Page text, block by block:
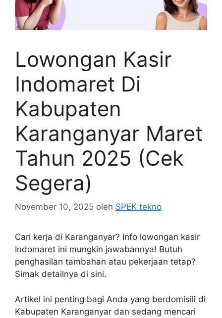
Lowongan Kasir
Indomaret Di
Kabupaten
Karanganyar Maret
Tahun 2025 (Cek
Segera)
November 10, 2025 oleh SPEK tekno
Cari kerja di Karanganyar? Info lowongan kasir
Indomaret ini mungkin jawabannya! Butuh
penghasilan tambahan atau pekerjaan tetap?
Simak detailnya di sini.
Artikel ini penting bagi Anda yang berdomisili di
Kabupaten Karanganyar dan sedang mencari